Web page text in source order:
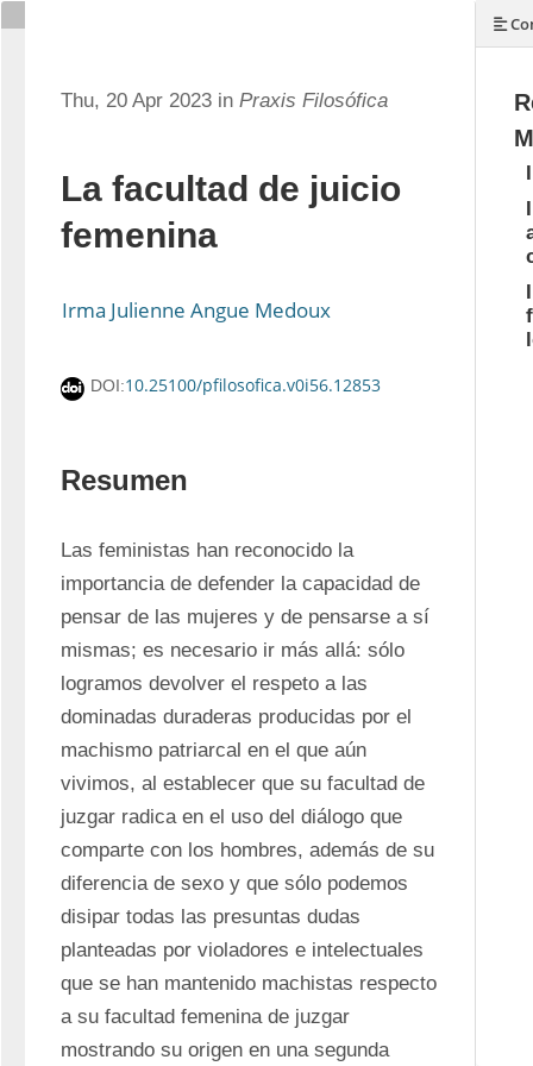
Thu, 20 Apr 2023 in Praxis Filosófica
La facultad de juicio
femenina
Irma Julienne Angue Medoux
DOI:10.25100/pfilosofica.v0i56.12853
Resumen
Las feministas han reconocido la
importancia de defender la capacidad de
pensar de las mujeres y de pensarse a sí
mismas; es necesario ir más allá: sólo
logramos devolver el respeto a las
dominadas duraderas producidas por el
machismo patriarcal en el que aún
vivimos, al establecer que su facultad de
juzgar radica en el uso del diálogo que
comparte con los hombres, además de su
diferencia de sexo y que sólo podemos
disipar todas las presuntas dudas
planteadas por violadores e intelectuales
que se han mantenido machistas respecto
a su facultad femenina de juzgar
mostrando su origen en una segunda